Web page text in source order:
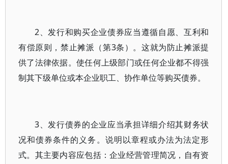
2、发行和购买企业债券应当遵循自愿、互利和
有偿原则，禁止摊派（第3条）。这就为防止摊派提
供了法律依据。使任何上级部门或任何企业都不得强
制其下级单位或本企业职工、协作单位等购买债券。
3、发行债券的企业应当承担详细介绍其财务状
况和债券条件的义务。说明以章程或办法为法定形
式。其主要内容应包括：企业经营管理简况，自有资